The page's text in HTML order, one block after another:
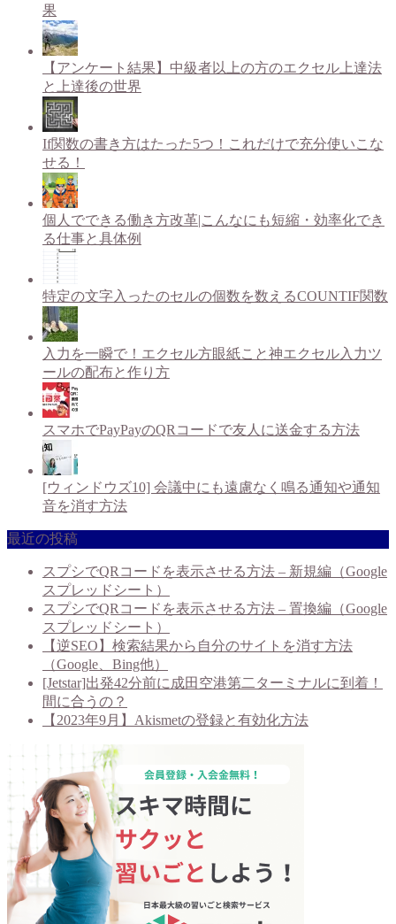
果
【アンケート結果】中級者以上の方のエクセル上達法
と上達後の世界
If関数の書き方はたった5つ！これだけで充分使いこな
せる！
個人でできる働き方改革|こんなにも短縮・効率化でき
る仕事と具体例
特定の文字入ったのセルの個数を数えるCOUNTIF関数
入力を一瞬で！エクセル方眼紙こと神エクセル入力ツ
ールの配布と作り方
スマホでPayPayのQRコードで友人に送金する方法
[ウィンドウズ10] 会議中にも遠慮なく鳴る通知や通知
音を消す方法
最近の投稿
スプシでQRコードを表示させる方法 – 新規編（Google
スプレッドシート）
スプシでQRコードを表示させる方法 – 置換編（Google
スプレッドシート）
【逆SEO】検索結果から自分のサイトを消す方法
（Google、Bing他）
[Jetstar]出発42分前に成田空港第二ターミナルに到着！
間に合うの？
【2023年9月】Akismetの登録と有効化方法